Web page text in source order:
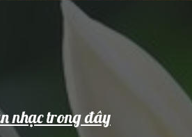
nhạc trong đây